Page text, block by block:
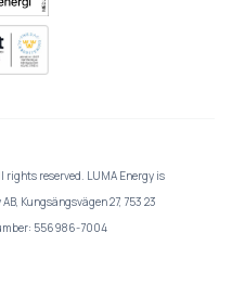
rights reserved. LUMA Energy is
Kungsängsvägen 27, 753 23
556986-7004